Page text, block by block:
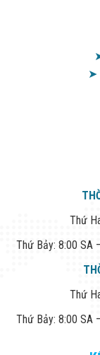
➤
Thứ
Thứ Bảy: 8:00 SA
Thứ
Thứ Bảy: 8:00 SA